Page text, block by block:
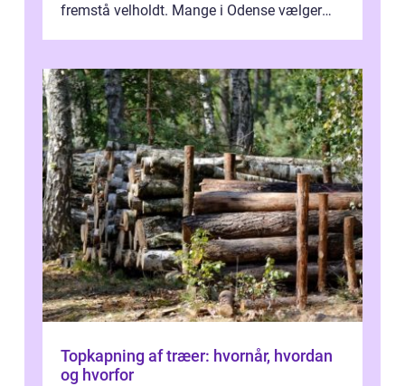
fremstå velholdt. Mange i Odense vælger
Topkapning af træer: hvornår, hvordan
og hvorfor